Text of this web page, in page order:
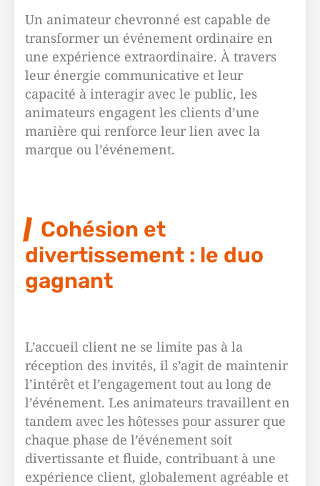
Un animateur chevronné est capable de
transformer un événement ordinaire en
une expérience extraordinaire. À travers
leur énergie communicative et leur
capacité à interagir avec le public, les
animateurs engagent les clients d’une
manière qui renforce leur lien avec la
marque ou l’événement.
Cohésion et
divertissement : le duo
gagnant
L’accueil client ne se limite pas à la
réception des invités, il s’agit de maintenir
l’intérêt et l’engagement tout au long de
l’événement. Les animateurs travaillent en
tandem avec les hôtesses pour assurer que
chaque phase de l’événement soit
divertissante et fluide, contribuant à une
expérience client, globalement agréable et